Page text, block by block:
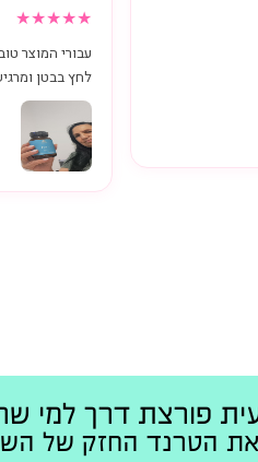
★
★
★
★
★
עבורי המוצר
לחץ בבטן
דרך למי שרוצה
את הטרנד החזק של